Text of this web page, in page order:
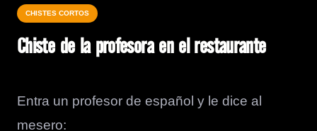
CHISTES CORTOS
Chiste de la profesora en el restaurante
Entra un profesor de español y le dice al
mesero: